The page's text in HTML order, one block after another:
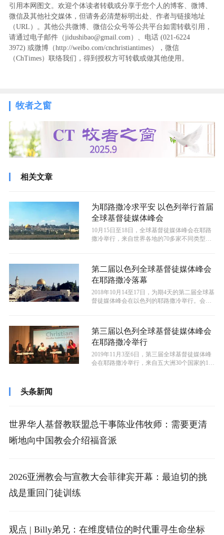
引用本网图文。欢迎个体读者转载或分享于您个人的博客、微博、
微信及其他社交媒体，但请务必清楚标明出处、作者与链接地址
（URL）。其他公共微博、微信公众号等公共平台如需转载引用，
请通过电子邮件（jidushibao@gmail.com）、电话 (021-6224
3972) ‬或微博（http://weibo.com/cnchristiantimes），微信
（ChTimes）联络我们，得到授权方可转载或做其他使用。
牧者之窗
相关文章
为耶路撒冷求平安 以色列举行首届
全球基督徒媒体峰会
10月15日至18日，全球基督徒媒体峰会在耶路
撒冷举行，来自世界各地的70多家不同类型的
第二届以色列全球基督徒媒体峰会
在耶路撒冷落幕
2018年10月14至17日，为期4天的第二届全球基
督徒媒体峰会在以色列的耶路撒冷举行。会
第三届以色列全球基督徒媒体峰会
在耶路撒冷举行
2019年11月3至6日，第三届全球基督徒媒体峰
会在耶路撒冷举行，来自五大洲30个国家的150
头条新闻
世界华人基督教联盟总干事陈业伟牧师：需要更清
晰地向中国教会介绍福音派
2026亚洲教会与宣教大会菲律宾开幕：最迫切的挑
战是重回门徒训练
观点 | Billy弟兄：在维度错位的时代重寻生命坐标